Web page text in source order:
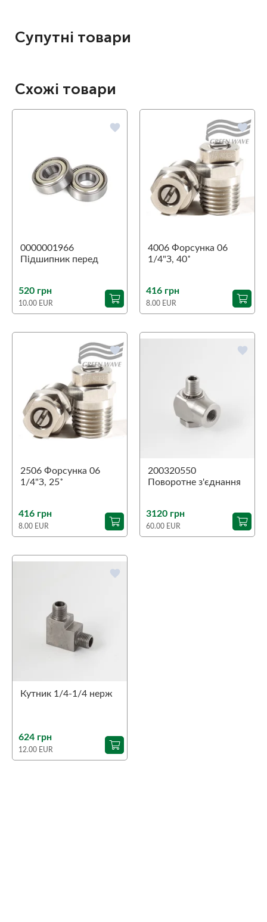
Супутні товари
Схожі товари
favorite
0000001966
Підшипник перед
520 грн
10.00 EUR
favorite
4006 Форсунка 06
1/4"З, 40˚
416 грн
8.00 EUR
favorite
2506 Форсунка 06
1/4"З, 25˚
416 грн
8.00 EUR
favorite
200320550
Поворотне з'єднання
3120 грн
60.00 EUR
favorite
Кутник 1/4-1/4 нерж
624 грн
12.00 EUR